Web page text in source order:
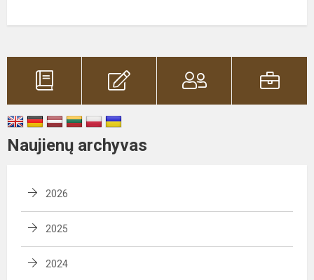
Naujienų archyvas
2026
2025
2024